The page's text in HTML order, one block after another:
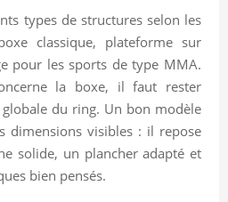
types de structures selon les
classique, plateforme sur
pour les sports de type MMA.
la boxe, il faut rester
du ring. Un bon modèle
dimensions visibles : il repose
solide, un plancher adapté et
bien pensés.